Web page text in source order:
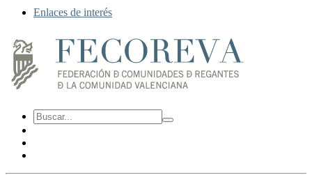
Enlaces de interés